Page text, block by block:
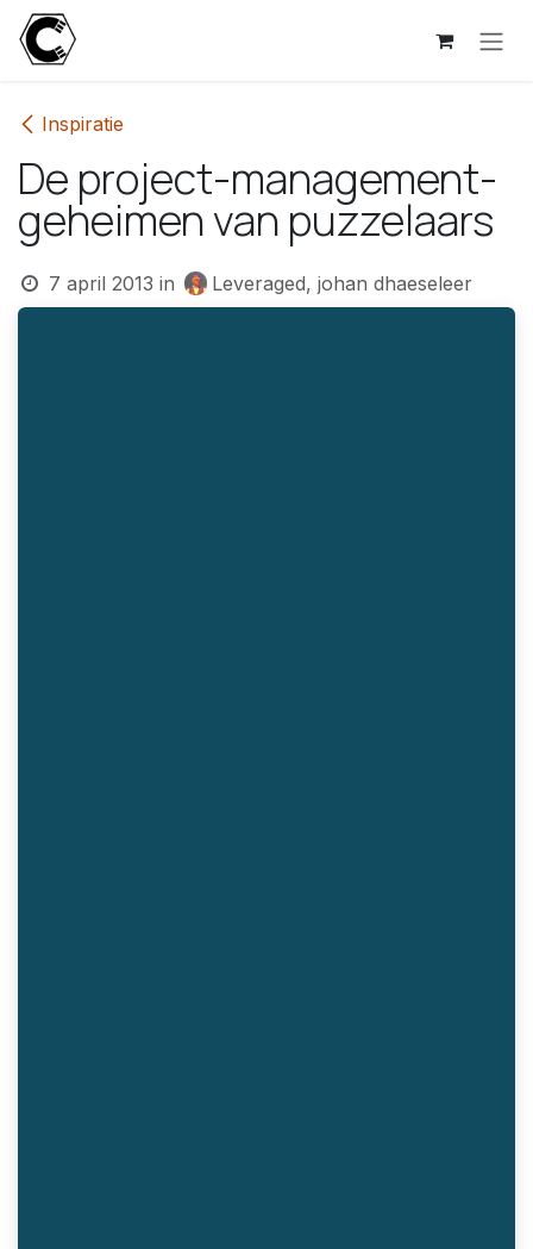
Overslaan naar inhoud
Inspiratie
De project-management-
geheimen van puzzelaars
7 april 2013 in Leveraged, johan dhaeseleer